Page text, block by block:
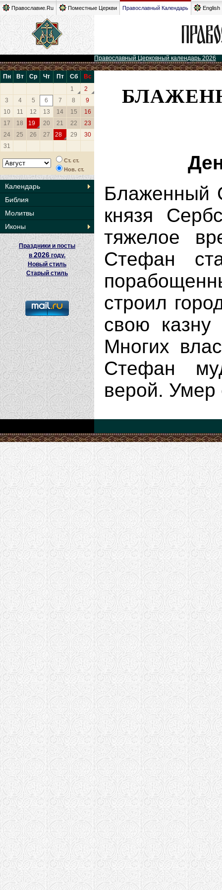
Православие.Ru Поместные Церкви Православный Календарь English
Православный Церковный календарь 2026
Пн Вт Ср Чт Пт Сб
Вс
1
2
3
4 5 6 7 8
9
10
11 12 13 14 15
16
17
18 19 20 21 22
23
24
25 26 27 28 29
30
31
Ст. ст.
Нов. ст.
Календарь
Библия
Молитвы
Иконы
Праздники и посты
в 2026 году.
Новый стиль
Старый стиль
Блаженный
князя
тяжелое
Стефан
строил
свою
Многих
Стефан
верой. Умер